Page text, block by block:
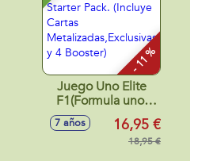
- 11 %
Juego Uno Elite
F1(Formula uno)
Starter Pack.
(Incluye Cartas
Metalizadas,Exclusivas
7 años 16,95 €
18,95 €